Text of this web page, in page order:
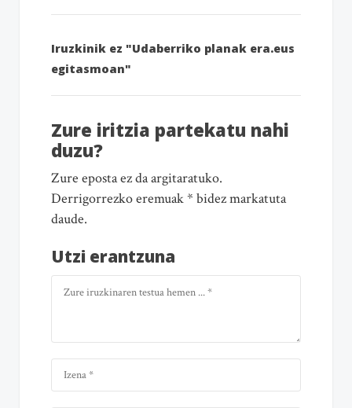
Iruzkinik ez "Udaberriko planak era.eus
egitasmoan"
Zure iritzia partekatu nahi
duzu?
Zure eposta ez da argitaratuko.
Derrigorrezko eremuak * bidez markatuta
daude.
Utzi erantzuna